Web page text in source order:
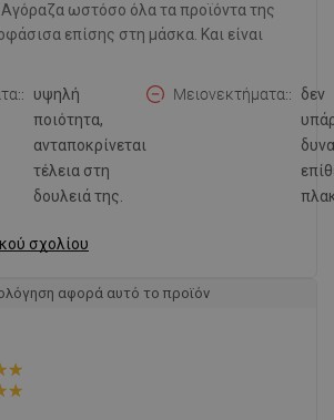
ωστόσο όλα τα προϊόντα της
επίσης στη μάσκα. Και είναι
υψηλή
ποιότητα,
ανταποκρίνεται
τέλεια στη
δουλειά της.
Μειονεκτήματα:
δεν
σχολίου
αφορά αυτό το προϊόν